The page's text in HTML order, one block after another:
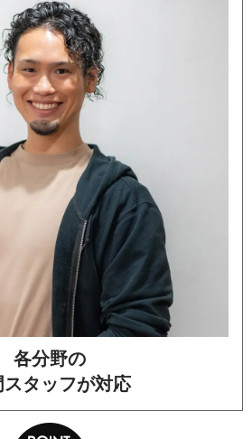
各分野の
スタッフが対応